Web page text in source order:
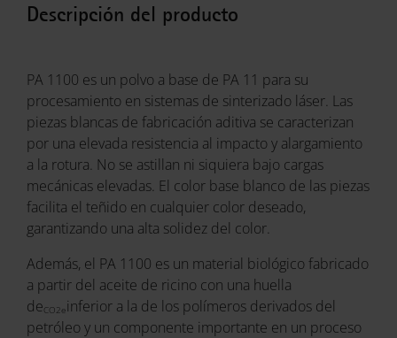
Descripción del producto
PA 1100 es un polvo a base de PA 11 para su
procesamiento en sistemas de sinterizado láser. Las
piezas blancas de fabricación aditiva se caracterizan
por una elevada resistencia al impacto y alargamiento
a la rotura. No se astillan ni siquiera bajo cargas
mecánicas elevadas. El color base blanco de las piezas
facilita el teñido en cualquier color deseado,
garantizando una alta solidez del color.
Además, el PA 1100 es un material biológico fabricado
a partir del aceite de ricino con una huella
deCO2einferior a la de los polímeros derivados del
petróleo y un componente importante en un proceso